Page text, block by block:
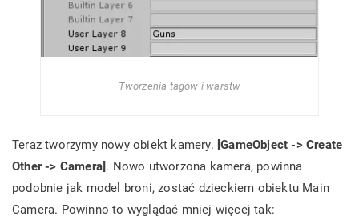
Tworzenia tagów i warstw
Teraz tworzymy nowy obiekt kamery. [GameObject -> Create
Other -> Camera]. Nowo utworzona kamera, powinna
podobnie jak model broni, zostać dzieckiem obiektu Main
Camera. Powinno to wyglądać mniej więcej tak: